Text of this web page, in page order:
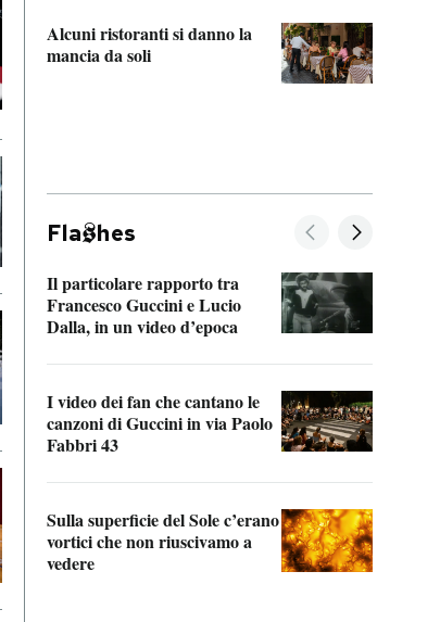
Alcuni ristoranti si danno la
mancia da soli
Fla hes
Il particolare rapporto tra
Francesco Guccini e Lucio
Dalla, in un video d’epoca
I video dei fan che cantano le
canzoni di Guccini in via Paolo
Fabbri 43
Sulla superficie del Sole c’erano
vortici che non riuscivamo a
vedere